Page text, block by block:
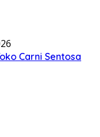
Carni Sentosa